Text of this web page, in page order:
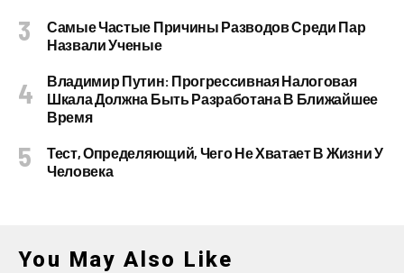
Самые Частые Причины Разводов Среди Пар
Назвали Ученые
Владимир Путин: Прогрессивная Налоговая
Шкала Должна Быть Разработана В Ближайшее
Время
Тест, Определяющий, Чего Не Хватает В Жизни У
Человека
You May Also Like